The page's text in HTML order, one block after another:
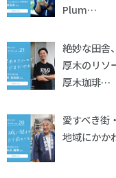
Plum…
絶妙な田舎
厚木のリソ
厚木珈琲…
愛すべき街
地域にかか